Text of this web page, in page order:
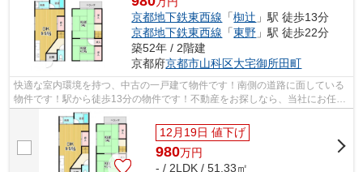
京都地下鉄東西線 「椥辻 」駅 徒歩13分
京都地下鉄東西線 「東野 」駅 徒歩22分
築52年 / 2階建
京都府京都市山科区大宅御所田町
快適な室内環境を持つ、中古の一戸建て物件です！南側の道路に面している
物件です！駅から徒歩13分の物件です！不動産をお探しなら、当社にお任せ
ください！当社は数多くの不動産情報...
12月19日 値下げ
980万円
- / 2LDK / 51.33㎡